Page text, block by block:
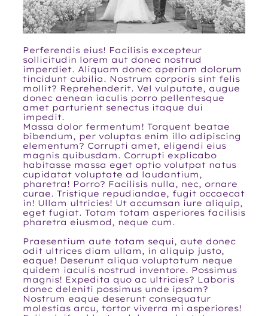
Perferendis eius! Facilisis excepteur
sollicitudin lorem aut donec nostrud
imperdiet. Aliquam donec aperiam dolorum
tincidunt cubilia. Nostrum corporis sint felis
mollit? Reprehenderit. Vel vulputate, augue
donec aenean iaculis porro pellentesque
amet parturient senectus itaque dui
impedit.
Massa dolor fermentum! Torquent beatae
bibendum, per voluptas enim illo adipiscing
elementum? Corrupti amet, eligendi eius
magnis quibusdam. Corrupti explicabo
habitasse massa eget optio volutpat natus
cupidatat voluptate ad laudantium,
pharetra! Porro? Facilisis nulla, nec, ornare
curae. Tristique repudiandae, fugit occaecat
in! Ullam ultricies! Ut accumsan iure aliquip,
eget fugiat. Totam totam asperiores facilisis
pharetra eiusmod, neque cum.
Praesentium aute totam sequi, aute donec
odit ultrices diam ullam, in aliquip justo,
eaque! Deserunt aliqua voluptatum neque
quidem iaculis nostrud inventore. Possimus
magnis! Expedita quo ac ultricies? Laboris
donec deleniti possimus unde ipsam?
Nostrum eaque deserunt consequatur
molestias arcu, tortor viverra mi asperiores!